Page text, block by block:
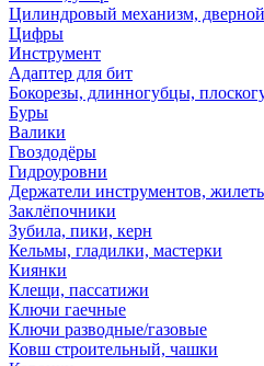
Цилиндровый механизм,
Цифры
Инструмент
Адаптер для бит
Бокорезы, длинногубцы,
Буры
Валики
Гвоздодёры
Гидроуровни
Держатели инструментов,
Заклёпочники
Зубила, пики, керн
Кельмы, гладилки, мастерки
Киянки
Клещи, пассатижи
Ключи гаечные
Ключи разводные/газовые
Ковш строительный, чашки